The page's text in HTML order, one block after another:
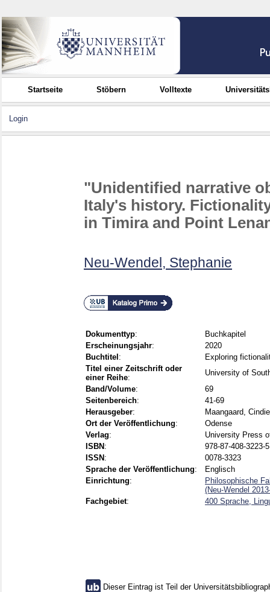
Startseite Stöbern Volltexte
Login
"Unidentified narrative
Italy's history.
in Timira and Point
Neu-Wendel, Stephanie
Dokumenttyp:
Buchkapitel
Erscheinungsjahr:
2020
Buchtitel :
Exploring
Titel einer Zeitschrift oder
einer Reihe:
University of
Band/Volume:
69
Seitenbereich:
41-69
Herausgeber:
Maangaard,
Ort der Veröffentlichung:
Odense
Verlag:
University Press
ISBN :
978-87-408-3223-
ISSN :
0078-3323
Sprache der Veröffentlichung:
Englisch
Einrichtung:
Philosophische
(Neu-Wendel
Fachgebiet: 400 Sprache,
Dieser Eintrag ist Teil der